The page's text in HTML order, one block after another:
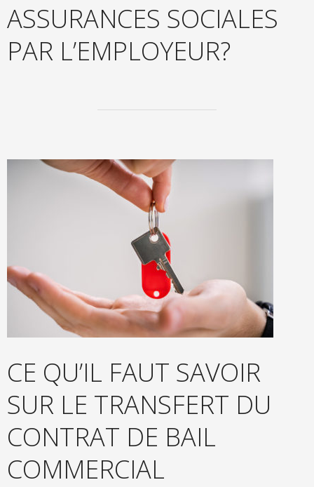
ASSURANCES SOCIALES
PAR L’EMPLOYEUR?
CE QU’IL FAUT SAVOIR
SUR LE TRANSFERT DU
CONTRAT DE BAIL
COMMERCIAL